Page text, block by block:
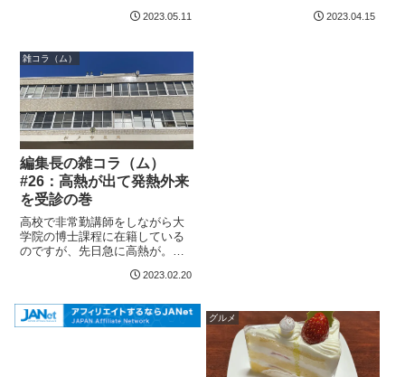
にありますがバス停は目の前。
ょう。選んだのは淡麗醤油メニ
ューは、「淡麗醤油」「濃厚醤
油」「淡麗塩」...
2023.05.11
ーメン屋がオープンするので是
2023.04.15
雑コラ（ム）
編集長の雑コラ（ム）
#26：高熱が出て発熱外来
を受診の巻
高校で非常勤講師をしながら大
学院の博士課程に在籍している
のですが、先日急に高熱が。
た。（特定）多数と接する仕事
欠や新型コロナウイルス
（COVID-19）への感染で出席停
2023.02.20
グルメ